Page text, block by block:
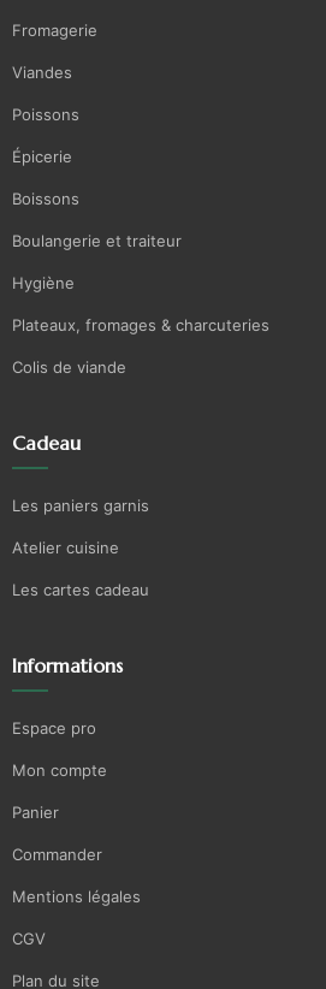
Fromagerie
Viandes
Poissons
Épicerie
Boissons
Boulangerie et traiteur
Hygiène
Plateaux, fromages & charcuteries
Colis de viande
Cadeau
Les paniers garnis
Atelier cuisine
Les cartes cadeau
Informations
Espace pro
Mon compte
Panier
Commander
Mentions légales
CGV
Plan du site